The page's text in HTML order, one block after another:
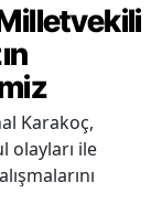
Karakoç,
olayları ile